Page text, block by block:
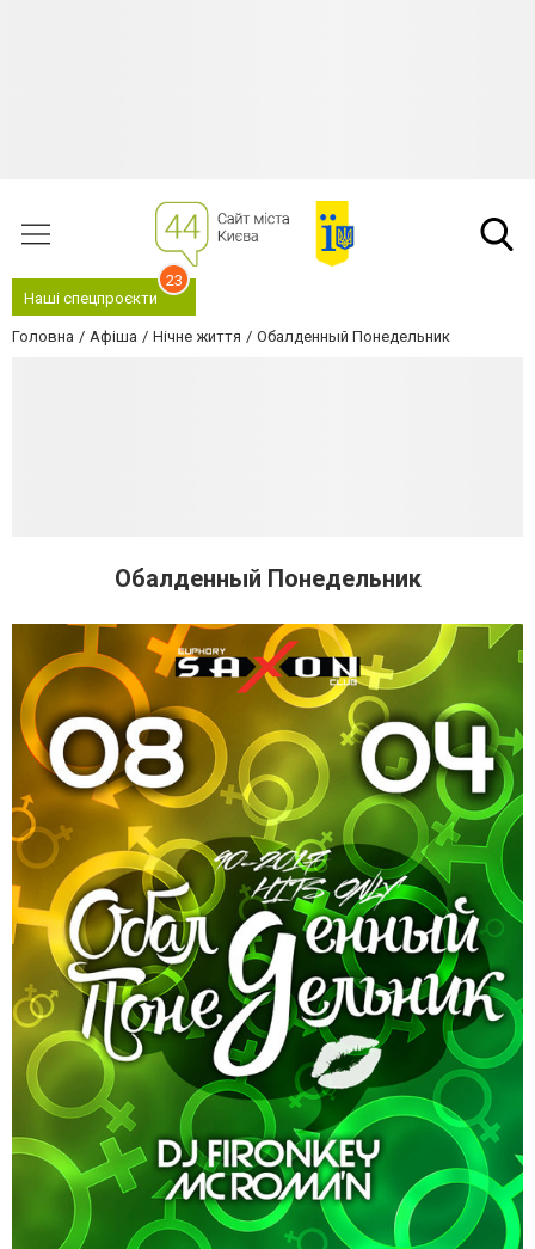
Наші спецпроєкти
23
Головна Афіша Нічне життя Обалденный Понедельник
Обалденный Понедельник